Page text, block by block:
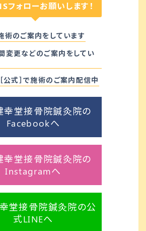
フォローお願いします！
術のご案内をしています
変更などのご案内をしてい
［公式］で施術のご案内配信中
幸堂接骨院鍼灸院の
Facebookへ
幸堂接骨院鍼灸院の
Instagramへ
堂接骨院鍼灸院の公
式LINEへ